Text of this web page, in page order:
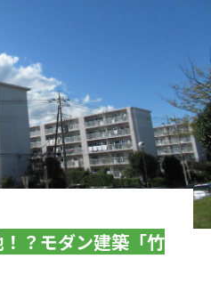
？モダン建築「竹